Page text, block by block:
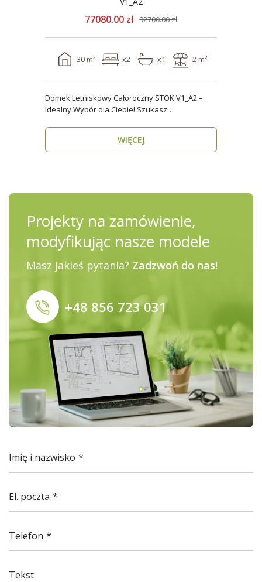
77080.00 zł 92700.00 zł
30 m² x2 x1 2 m²
Domek Letniskowy Całoroczny STOK V1_A2 –
Idealny Wybór dla Ciebie! Szukasz
WIĘCEJ
Projekty na zamówienie,
modyfikując nasze modele
Masz jakieś pytania? Zadzwoń do nas!
+48 856 723 031
Imię i nazwisko
El. poczta
Telefon
Tekst